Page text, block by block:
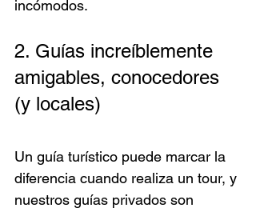
incómodos.
2. Guías increíblemente
amigables, conocedores
(y locales)
Un guía turístico puede marcar la
diferencia cuando realiza un tour, y
nuestros guías privados son